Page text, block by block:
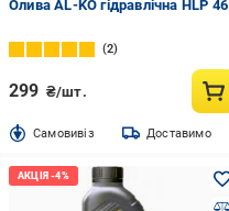
Олива AL-KO гідравлічна HLP 46
2
299 ₴/шт.
Cамовивіз Доставимо